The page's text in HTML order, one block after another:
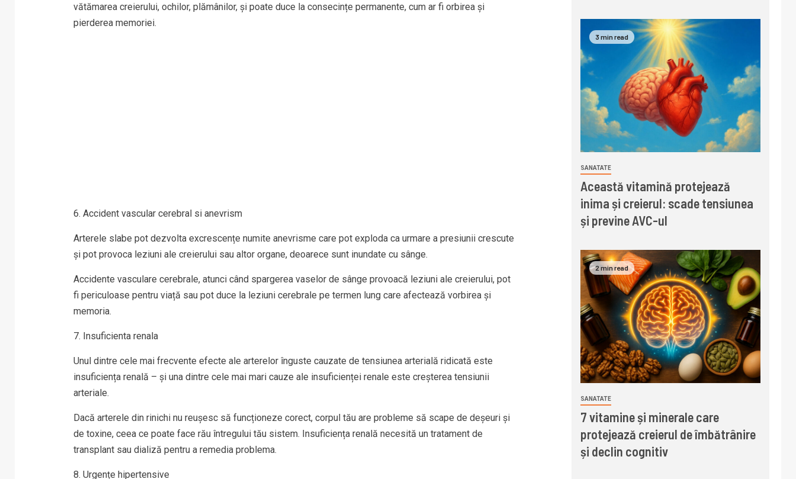
vătămarea creierului, ochilor, plămânilor, și poate duce la consecințe permanente, cum ar fi orbirea și
pierderea memoriei.
6. Accident vascular cerebral si anevrism
Arterele slabe pot dezvolta excrescențe numite anevrisme care pot exploda ca urmare a presiunii crescute
și pot provoca leziuni ale creierului sau altor organe, deoarece sunt inundate cu sânge.
Accidente vasculare cerebrale, atunci când spargerea vaselor de sânge provoacă leziuni ale creierului, pot
fi periculoase pentru viață sau pot duce la leziuni cerebrale pe termen lung care afectează vorbirea și
memoria.
7. Insuficienta renala
Unul dintre cele mai frecvente efecte ale arterelor înguste cauzate de tensiunea arterială ridicată este
insuficiența renală – și una dintre cele mai mari cauze ale insuficienței renale este creșterea tensiunii
arteriale.
Dacă arterele din rinichi nu reușesc să funcționeze corect, corpul tău are probleme să scape de deșeuri și
de toxine, ceea ce poate face rău întregului tău sistem. Insuficiența renală necesită un tratament de
transplant sau dializă pentru a remedia problema.
8. Urgențe hipertensive
3 min read
SANATATE
Această vitamină protejează
inima și creierul: scade tensiunea
și previne AVC-ul
2 min read
SANATATE
7 vitamine și minerale care
protejează creierul de îmbătrânire
și declin cognitiv